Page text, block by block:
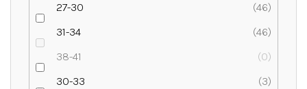
27-30
46
31-34
46
38-41
0
30-33
3